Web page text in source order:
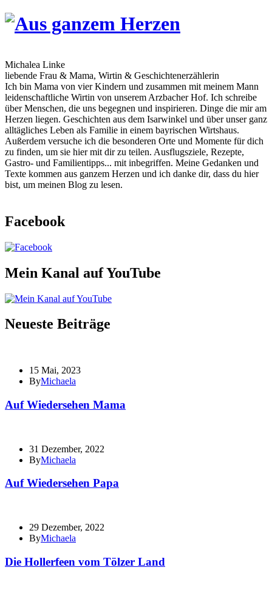
Skip
Michalea Linke
liebende Frau & Mama, Wirtin & Geschichtenerzählerin
Ich bin Mama von vier Kindern und zusammen mit meinem Mann
leidenschaftliche Wirtin von unserem Arzbacher Hof. Ich schreibe
über Menschen, die uns begegnen und inspirieren. Dinge die mir am
Herzen liegen. Geschichten aus dem Isarwinkel und über unser ganz
alltägliches Leben als Familie in einem bayrischen Wirtshaus.
Außerdem versuche ich die besonderen Orte und Momente für dich
zu finden, um sie hier mit dir zu teilen. Ausflugsziele, Rezepte,
Gastro- und Familientipps... mit inbegriffen. Meine Gedanken und
Texte kommen aus ganzem Herzen und ich danke dir, dass du hier
bist, um meinen Blog zu lesen.
Facebook
Mein Kanal auf YouTube
Neueste Beiträge
15 Mai, 2023
ByMichaela
Auf Wiedersehen Mama
31 Dezember, 2022
ByMichaela
Auf Wiedersehen Papa
29 Dezember, 2022
ByMichaela
Die Hollerfeen vom Tölzer Land